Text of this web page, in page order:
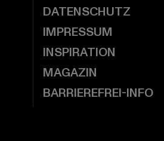
DATENSCHUTZ
IMPRESSUM
INSPIRATION
MAGAZIN
BARRIEREFREI-INFO